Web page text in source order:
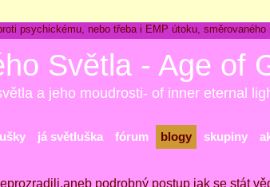
psychickému, nebo třeba i EMP útoku,
Světla - Age of
a jeho moudrosti- of inner eternal
já světluška fórum blogy skupiny
podrobný postup jak se stát